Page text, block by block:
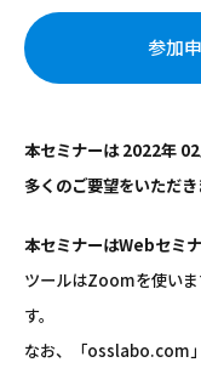
参加
本セミナーは 2022年 02
多くのご要望をいただ
本セミナーはWebセミナ
ツールはZoomを使いま
す。
なお、「osslabo.com